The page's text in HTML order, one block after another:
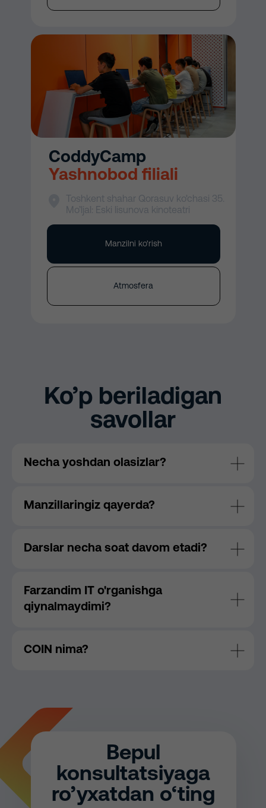
Toshkent shahar Qorasuv ko'chasi 35.
Mo’ljal: Eski lisunova kinoteatri
CoddyCamp
Yashnobod filiali
Atmosfera
Manzilni ko'rish
Ko’p beriladigan
savollar
Necha yoshdan olasizlar?
Manzillaringiz qayerda?
Darslar necha soat davom etadi?
Farzandim IT o'rganishga
qiynalmaydimi?
COIN nima?
Bepul
konsultatsiyaga
ro’yxatdan o‘ting